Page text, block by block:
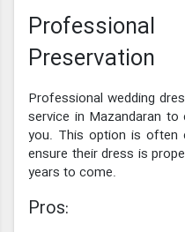
Preservation
Professional wedding
service in Mazandaran
you. This option is often
ensure their dress is
years to come.
Pros: